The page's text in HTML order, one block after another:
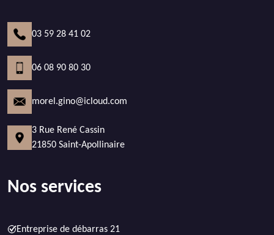
03 59 28 41 02
06 08 90 80 30
morel.gino@icloud.com
3 Rue René Cassin
21850 Saint-Apollinaire
Nos services
Entreprise de débarras 21